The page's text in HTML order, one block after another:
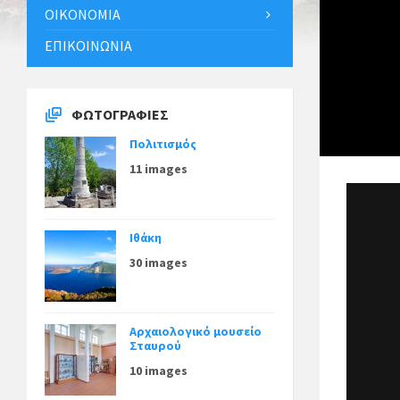
ΟΙΚΟΝΟΜΊΑ
ΕΠΙΚΟΙΝΩΝΊΑ
ΦΩΤΟΓΡΑΦΊΕΣ
Πολιτισμός
11 images
Ιθάκη
30 images
Αρχαιολογικό μουσείο
Σταυρού
10 images